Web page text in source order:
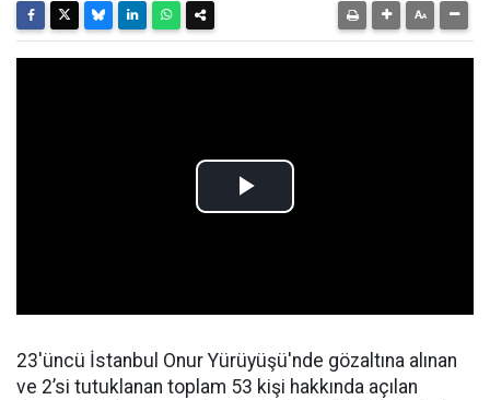
23'üncü İstanbul Onur Yürüyüşü'nde gözaltına alınan
ve 2’si tutuklanan toplam 53 kişi hakkında açılan